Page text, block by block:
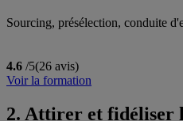
Sourcing, présélection, conduite
4.6 /5(26 avis)
Voir la formation
2. Attirer et fidéliser